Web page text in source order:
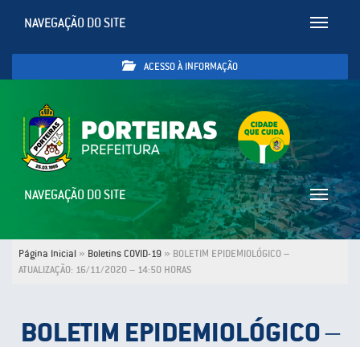
Toggle
NAVEGAÇÃO DO SITE
ACESSO À INFORMAÇÃO
Toggle
NAVEGAÇÃO DO SITE
Página Inicial » Boletins COVID-19 » BOLETIM EPIDEMIOLÓGICO –
ATUALIZAÇÃO: 16/11/2020 – 14:50 HORAS
BOLETIM EPIDEMIOLÓGICO –